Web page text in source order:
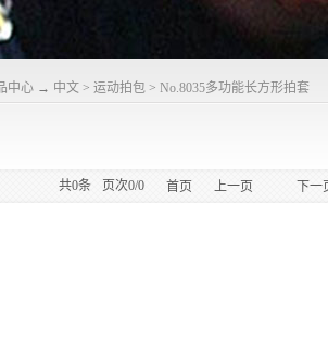
中心 → 中文 > 运动拍包 > No.8035多功能长方形拍套
共0条 页次0/0 首页 上一页 下一